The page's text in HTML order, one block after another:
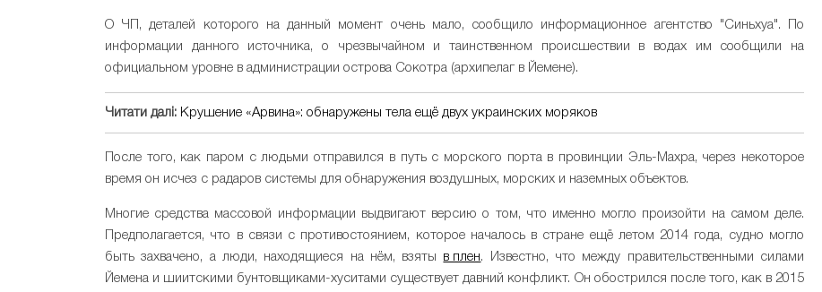
О ЧП, деталей которого на данный момент очень мало, сообщило информационное агентство "Синьхуа". По
информации данного источника, о чрезвычайном и таинственном происшествии в водах им сообщили на
официальном уровне в администрации острова Сокотра (архипелаг в Йемене).
Читати далі: Крушение «Арвина»: обнаружены тела ещё двух украинских моряков
После того, как паром с людьми отправился в путь с морского порта в провинции Эль-Махра, через некоторое
время он исчез с радаров системы для обнаружения воздушных, морских и наземных объектов.
Многие средства массовой информации выдвигают версию о том, что именно могло произойти на самом деле.
Предполагается, что в связи с противостоянием, которое началось в стране ещё летом 2014 года, судно могло
быть захвачено, а люди, находящиеся на нём, взяты в плен. Известно, что между правительственными силами
Йемена и шиитскими бунтовщиками-хуситами существует давний конфликт. Он обострился после того, как в 2015